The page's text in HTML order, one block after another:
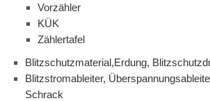
Vorzähler
KÜK
Zählertafel
Blitzschutzmaterial,Erdung,
Blitzstromableiter,
Schrack